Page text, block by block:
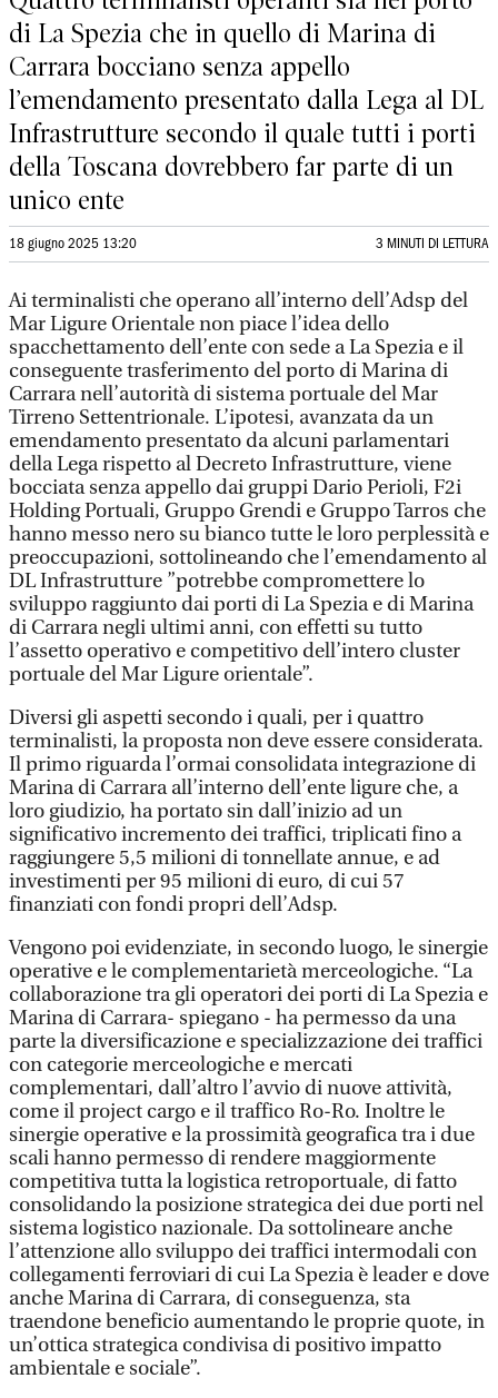
di La Spezia che in quello di Marina di
Carrara bocciano senza appello
l’emendamento presentato dalla Lega al DL
Infrastrutture secondo il quale tutti i porti
della Toscana dovrebbero far parte di un
unico ente
18 giugno 2025 13:20 3 MINUTI DI LETTURA
Ai terminalisti che operano all’interno dell’Adsp del
Mar Ligure Orientale non piace l’idea dello
spacchettamento dell’ente con sede a La Spezia e il
conseguente trasferimento del porto di Marina di
Carrara nell’autorità di sistema portuale del Mar
Tirreno Settentrionale. L’ipotesi, avanzata da un
emendamento presentato da alcuni parlamentari
della Lega rispetto al Decreto Infrastrutture, viene
bocciata senza appello dai gruppi Dario Perioli, F2i
Holding Portuali, Gruppo Grendi e Gruppo Tarros che
hanno messo nero su bianco tutte le loro perplessità e
preoccupazioni, sottolineando che l’emendamento al
DL Infrastrutture ”potrebbe compromettere lo
sviluppo raggiunto dai porti di La Spezia e di Marina
di Carrara negli ultimi anni, con effetti su tutto
l’assetto operativo e competitivo dell’intero cluster
portuale del Mar Ligure orientale”.
Diversi gli aspetti secondo i quali, per i quattro
terminalisti, la proposta non deve essere considerata.
Il primo riguarda l’ormai consolidata integrazione di
Marina di Carrara all’interno dell’ente ligure che, a
loro giudizio, ha portato sin dall’inizio ad un
significativo incremento dei traffici, triplicati fino a
raggiungere 5,5 milioni di tonnellate annue, e ad
investimenti per 95 milioni di euro, di cui 57
finanziati con fondi propri dell’Adsp.
Vengono poi evidenziate, in secondo luogo, le sinergie
operative e le complementarietà merceologiche. “La
collaborazione tra gli operatori dei porti di La Spezia e
Marina di Carrara- spiegano - ha permesso da una
parte la diversificazione e specializzazione dei traffici
con categorie merceologiche e mercati
complementari, dall’altro l’avvio di nuove attività,
come il project cargo e il traffico Ro-Ro. Inoltre le
sinergie operative e la prossimità geografica tra i due
scali hanno permesso di rendere maggiormente
competitiva tutta la logistica retroportuale, di fatto
consolidando la posizione strategica dei due porti nel
sistema logistico nazionale. Da sottolineare anche
l’attenzione allo sviluppo dei traffici intermodali con
collegamenti ferroviari di cui La Spezia è leader e dove
anche Marina di Carrara, di conseguenza, sta
traendone beneficio aumentando le proprie quote, in
un’ottica strategica condivisa di positivo impatto
ambientale e sociale”.